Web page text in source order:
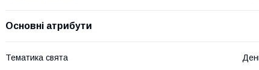
Основні атрибути
Тематика свята